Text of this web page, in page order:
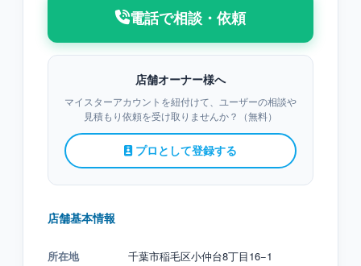
電話で相談・依頼
店舗オーナー様へ
マイスターアカウントを紐付けて、ユーザーの相談や
見積もり依頼を受け取りませんか？（無料）
プロとして登録する
店舗基本情報
所在地 千葉市稲毛区小仲台8丁目16−1